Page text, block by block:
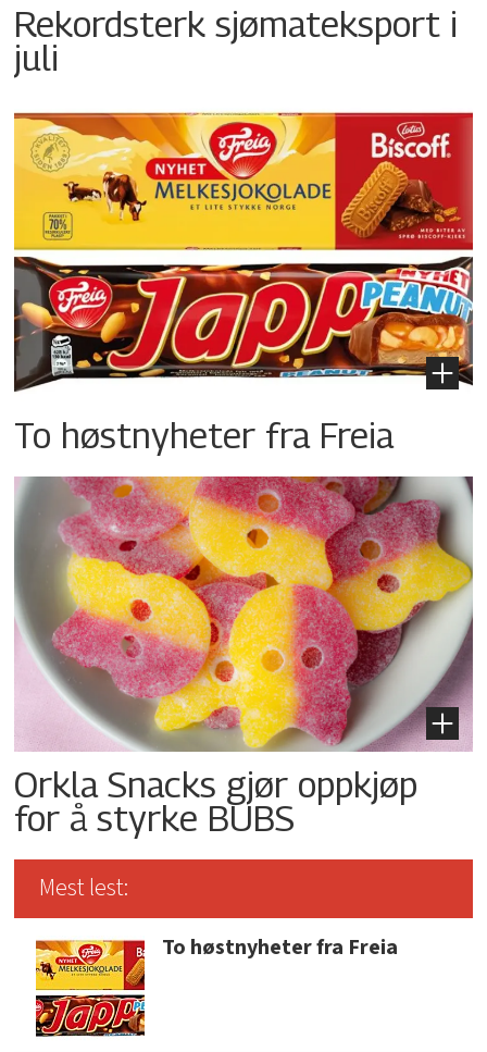
Rekordsterk sjømateksport i
juli
To høstnyheter fra Freia
Orkla Snacks gjør oppkjøp
for å styrke BUBS
Mest lest:
To høstnyheter fra Freia